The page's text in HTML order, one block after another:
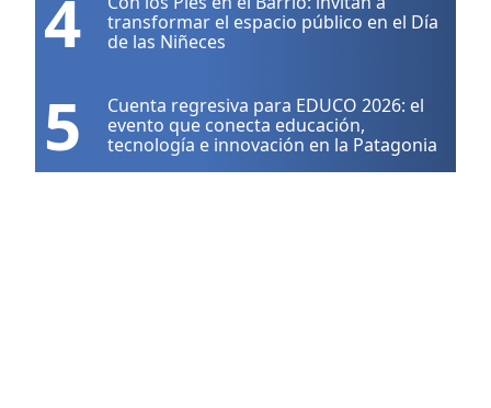
4
transformar el espacio público en el Día
de las Niñeces
5
Cuenta regresiva para EDUCO 2026: el
evento que conecta educación,
tecnología e innovación en la Patagonia